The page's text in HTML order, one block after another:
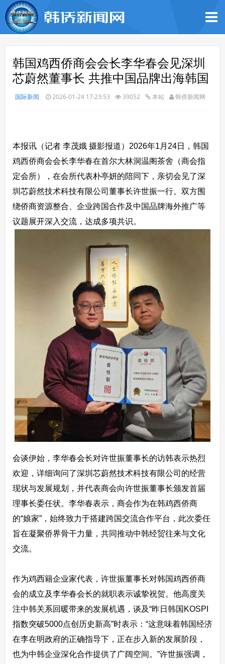
韩国鸡西侨商会会长李华春会见深圳
芯蔚然董事长 共推中国品牌出海韩国
国际新闻 2026-01-24 17:23:53 39052 本站 韩侨新闻网
本报讯（记者 李茂娥 摄影报道）2026年1月24日，韩国
鸡西侨商会会长李华春在首尔大林洞温阁茶舍（商会指
定会所），在会所代表朴亭妍的陪同下，亲切会见了深
圳芯蔚然技术科技有限公司董事长许世振一行。双方围
绕侨商资源整合、企业跨国合作及中国品牌海外推广等
议题展开深入交流，达成多项共识。
会谈伊始，李华春会长对许世振董事长的访韩表示热烈
欢迎，详细询问了深圳芯蔚然技术科技有限公司的经营
现状与发展规划，并代表商会向许世振董事长颁发首届
理事长委任状。李华春表示，商会作为在韩鸡西侨商
的“娘家”，始终致力于搭建跨国交流合作平台，此次委任
旨在凝聚侨界骨干力量，共同推动中韩经贸往来与文化
交流。
作为鸡西籍企业家代表，许世振董事长对韩国鸡西侨商
会的成立及李华春会长的就职表示诚挚祝贺。他高度关
注中韩关系回暖带来的发展机遇，谈及“昨日韩国KOSPI
指数突破5000点创历史新高”时表示：“这意味着韩国经济
在李在明政府的正确指导下，正在步入新的发展阶段，
也为中韩企业深化合作提供了广阔空间。”许世振强调，